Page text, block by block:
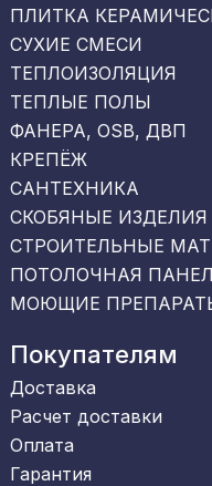
ПЛИТКА
СУХИЕ СМЕСИ
ТЕПЛОИЗОЛЯЦИЯ
ТЕПЛЫЕ ПОЛЫ
ФАНЕРА, OSB, ДВП
КРЕПЁЖ
САНТЕХНИКА
СКОБЯНЫЕ ИЗДЕЛИЯ
СТРОИТЕЛЬНЫЕ
ПОТОЛОЧНАЯ
МОЮЩИЕ
Покупателям
Доставка
Расчет доставки
Оплата
Гарантия